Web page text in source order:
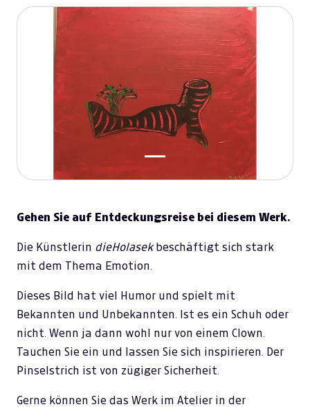
Gehen Sie auf Entdeckungsreise bei diesem Werk.
Die Künstlerin dieHolasekbeschäftigt sich stark
mit dem Thema Emotion.
Dieses Bild hat viel Humor und spielt mit
Bekannten und Unbekannten. Ist es ein Schuh oder
nicht. Wenn ja dann wohl nur von einem Clown.
Tauchen Sie ein und lassen Sie sich inspirieren. Der
Pinselstrich ist von zügiger Sicherheit.
Gerne können Sie das Werk im Atelier in der